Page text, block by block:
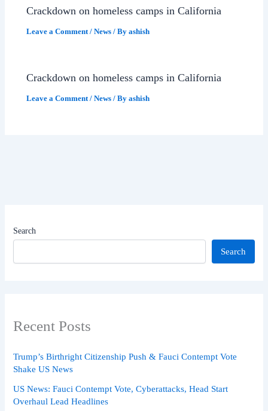
Crackdown on homeless camps in California
Leave a Comment /News / Byashish
Crackdown on homeless camps in California
Leave a Comment /News / Byashish
Search
Search
Recent Posts
Trump’s Birthright Citizenship Push & Fauci Contempt Vote
Shake US News
US News: Fauci Contempt Vote, Cyberattacks, Head Start
Overhaul Lead Headlines